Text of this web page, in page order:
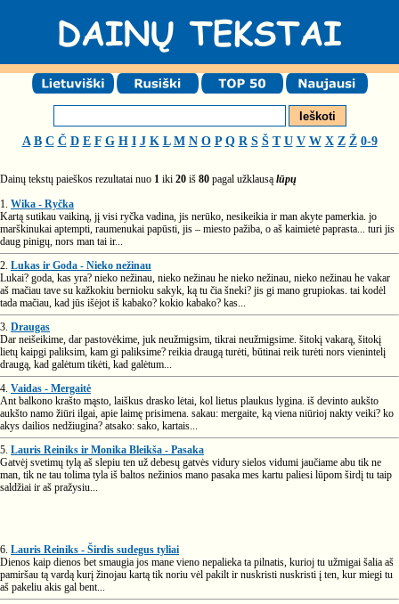
A B C Č D E F G H I J K L M N O P Q R S Š T U V W X Z Ž 0-9
Dainų tekstų paieškos rezultatai nuo 1 iki 20 iš 80 pagal užklausą lūpų
1. Wika - Ryčka
Kartą sutikau vaikiną, jį visi ryčka vadina, jis nerūko, nesikeikia ir man akyte pamerkia. jo
marškinukai aptempti, raumenukai papūsti, jis – miesto pažiba, o aš kaimietė paprasta... turi jis
daug pinigų, nors man tai ir...
2. Lukas ir Goda - Nieko nežinau
Lukai? goda, kas yra? nieko nežinau, nieko nežinau he nieko nežinau, nieko nežinau he vakar
aš mačiau tave su kažkokiu bernioku sakyk, ką tu čia šneki? jis gi mano grupiokas. tai kodėl
tada mačiau, kad jūs išėjot iš kabako? kokio kabako? kas...
3. Draugas
Dar neišeikime, dar pastovėkime, juk neužmigsim, tikrai neužmigsime. šitokį vakarą, šitokį
lietų kaipgi paliksim, kam gi paliksime? reikia draugą turėti, būtinai reik turėti nors vienintelį
draugą, kad galėtum tikėti, kad galėtum...
4. Vaidas - Mergaitė
Ant balkono krašto mąsto, laiškus drasko lėtai, kol lietus plaukus lygina. iš devinto aukšto
aukšto namo žiūri ilgai, apie laimę prisimena. sakau: mergaite, ką viena niūrioj nakty veiki? ko
akys dailios nedžiugina? atsako: sako, kartais...
5. Lauris Reiniks ir Monika Bleikša - Pasaka
Gatvėj svetimų tylą aš slepiu ten už debesų gatvės vidury sielos vidumi jaučiame abu tik ne
man, tik ne tau tolima tyla iš baltos nežinios mano pasaka mes kartu paliesi lūpom širdį tu taip
saldžiai ir aš pražysiu...
6. Lauris Reiniks - Širdis sudegus tyliai
Dienos kaip dienos bet smaugia jos mane vieno nepalieka ta pilnatis, kurioj tu užmigai šalia aš
pamiršau tą vardą kurį žinojau kartą tik noriu vėl pakilt ir nuskristi nuskristi į ten, kur miegi tu
aš pakeliu akis gal bent...